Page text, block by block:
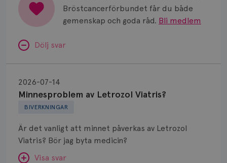
Bröstcancerförbundet får du både
gemenskap och goda råd. Bli medlem
Dölj svar
BIVERKNINGAR
Minnesproblem av Letrozol Viatris?
2026-07-14
Är det vanligt att minnet påverkas av Letrozol
Viatris? Bör jag byta medicin?
Visa svar
Letrozol
Viatris?